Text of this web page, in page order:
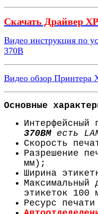
Скачать Драйвер
Видео инструкция по
370B
Видео обзор Принтера
Основные
Интерфейсный
370BMесть
Скорость
Разрешение
мм);
Ширина
Максимальный
этикеток 100
Ресурс